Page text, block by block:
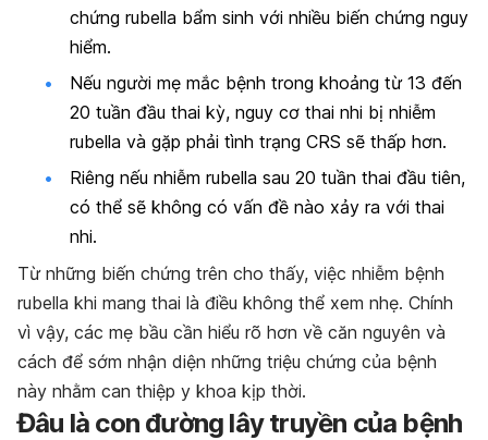
chứng rubella bẩm sinh với nhiều biến chứng nguy
hiểm.
Nếu người mẹ mắc bệnh trong khoảng từ 13 đến
20 tuần đầu thai kỳ, nguy cơ thai nhi bị nhiễm
rubella và gặp phải tình trạng CRS sẽ thấp hơn.
Riêng nếu nhiễm rubella sau 20 tuần thai đầu tiên,
có thể sẽ không có vấn đề nào xảy ra với thai
nhi.
Từ những biến chứng trên cho thấy, việc nhiễm bệnh
rubella khi mang thai là điều không thể xem nhẹ. Chính
vì vậy, các mẹ bầu cần hiểu rõ hơn về căn nguyên và
cách để sớm nhận diện những triệu chứng của bệnh
này nhằm can thiệp y khoa kịp thời.
Đâu là con đường lây truyền của bệnh